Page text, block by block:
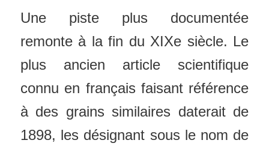
Une piste plus documentée
remonte à la fin du XIXe siècle. Le
plus ancien article scientifique
connu en français faisant référence
à des grains similaires daterait de
1898, les désignant sous le nom de